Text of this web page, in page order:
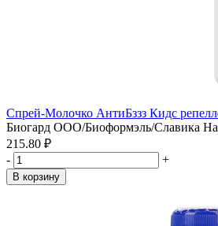
Спрей-Молочко АнтиБззз Кидс
Биогард ООО/Биоформэль/Славика
215.80 ₽
-
+
В корзину